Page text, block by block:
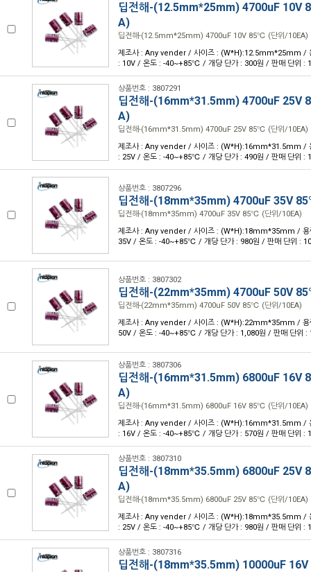
딥전해-(12.5mm*25mm) 4700uF 10V
A)
딥전해-(12.5mm*25mm) 4700uF 10V 85℃ (단위/10EA)
제조사 : Any vender / 사이즈 : (W*H):12.5mm*25mm /
: 10V / 온도 : -40~+85℃ / 개당 단가 : 300원 / 판매 단위 :
상품번호 : 3807291
딥전해-(16mm*31.5mm) 4700uF 25V
A)
딥전해-(16mm*31.5mm) 4700uF 25V 85℃ (단위/10EA)
제조사 : Any vender / 사이즈 : (W*H):16mm*31.5mm /
: 25V / 온도 : -40~+85℃ / 개당 단가 : 490원 / 판매 단위 :
상품번호 : 3807296
딥전해-(18mm*35mm) 4700uF 35V
딥전해-(18mm*35mm) 4700uF 35V 85℃ (단위/10EA)
제조사 : Any vender / 사이즈 : (W*H):18mm*35mm / 용
35V / 온도 : -40~+85℃ / 개당 단가 : 980원 / 판매 단위 :
상품번호 : 3807302
딥전해-(22mm*35mm) 4700uF 50V
딥전해-(22mm*35mm) 4700uF 50V 85℃ (단위/10EA)
제조사 : Any vender / 사이즈 : (W*H):22mm*35mm / 용
50V / 온도 : -40~+85℃ / 개당 단가 : 1,080원 / 판매 단위 :
상품번호 : 3807306
딥전해-(16mm*31.5mm) 6800uF 16V
A)
딥전해-(16mm*31.5mm) 6800uF 16V 85℃ (단위/10EA)
제조사 : Any vender / 사이즈 : (W*H):16mm*31.5mm /
: 16V / 온도 : -40~+85℃ / 개당 단가 : 570원 / 판매 단위 :
상품번호 : 3807310
딥전해-(18mm*35.5mm) 6800uF 25V
A)
딥전해-(18mm*35.5mm) 6800uF 25V 85℃ (단위/10EA)
제조사 : Any vender / 사이즈 : (W*H):18mm*35.5mm /
: 25V / 온도 : -40~+85℃ / 개당 단가 : 980원 / 판매 단위 :
상품번호 : 3807316
딥전해-(18mm*35.5mm) 10000uF